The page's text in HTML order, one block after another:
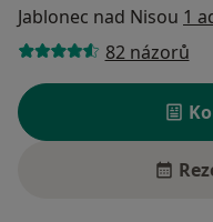
Jablonec nad Nisou 1
82 názorů